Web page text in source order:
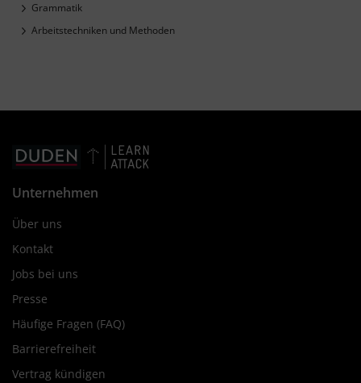
Grammatik
Arbeitstechniken und Methoden
Unternehmen
Über uns
Kontakt
Jobs bei uns
Presse
Häufige Fragen (FAQ)
Barrierefreiheit
Vertrag kündigen